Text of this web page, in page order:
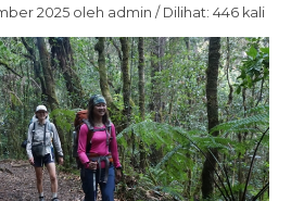
2025 oleh admin / Dilihat: 446 kali